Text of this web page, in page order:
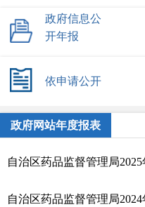
政府信息公
开年报
依申请公开
政府网站年度报表